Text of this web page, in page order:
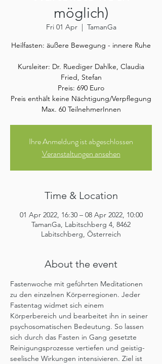
möglich)
Fri 01 Apr
  |
TamanGa
Heilfasten: äußere Bewegung - innere Ruhe
Kursleiter: Dr. Ruediger Dahlke, Claudia
Fried, Stefan
Preis: 690 Euro
Preis enthält keine Nächtigung/Verpflegung
Max. 60 TeilnehmerInnen
Ihre Anmeldung ist abgeschlossen
Veranstaltungen ansehen
Time & Location
01 Apr 2022, 16:30 – 08 Apr 2022, 10:00
TamanGa, Labitschberg 4, 8462
Labitschberg, Österreich
About the event
Fastenwoche mit geführten Meditationen
zu den einzelnen Körperregionen. Jeder
Fastentag widmet sich einem
Körperbereich und bearbeitet ihn in seiner
psychosomatischen Bedeutung. So lassen
sich durch das Fasten in Gang gesetzte
Reinigungsprozesse vertiefen und geistig-
seelische Wirkungen intensivieren. Ziel ist